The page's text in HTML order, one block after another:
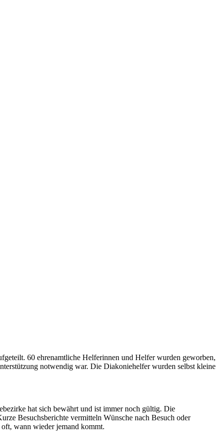
60 ehrenamtliche Helferinnen und Helfer wurden geworben,
notwendig war. Die Diakoniehelfer wurden selbst kleine
hat sich bewährt und ist immer noch gültig. Die
Besuchsberichte vermitteln Wünsche nach Besuch oder
wann wieder jemand kommt.